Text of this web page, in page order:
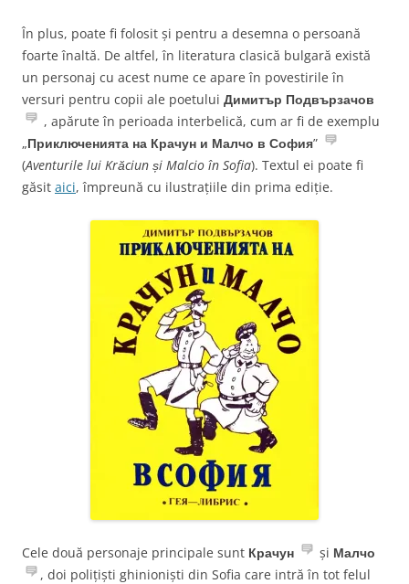
În plus, poate fi folosit și pentru a desemna o persoană
foarte înaltă. De altfel, în literatura clasică bulgară există
un personaj cu acest nume ce apare în povestirile în
versuri pentru copii ale poetului Димитър Подвързачов
, apărute în perioada interbelică, cum ar fi de exemplu
„Приключенията на Крачун и Малчо в София”
(Aventurile lui Krăciun și Malcio în Sofia). Textul ei poate fi
găsit aici, împreună cu ilustrațiile din prima ediție.
Cele două personaje principale sunt Крачун și Малчо
, doi polițiști ghinioniști din Sofia care intră în tot felul